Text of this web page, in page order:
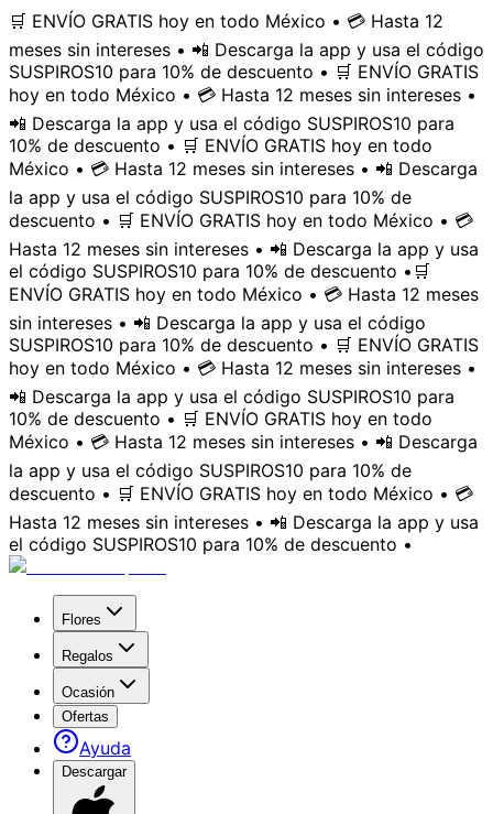
🛒 ENVÍO GRATIS hoy en todo México • 💳 Hasta 12
meses sin intereses • 📲 Descarga la app y usa el código
SUSPIROS10 para 10% de descuento • 🛒 ENVÍO GRATIS
hoy en todo México • 💳 Hasta 12 meses sin intereses •
📲 Descarga la app y usa el código SUSPIROS10 para
10% de descuento • 🛒 ENVÍO GRATIS hoy en todo
México • 💳 Hasta 12 meses sin intereses • 📲 Descarga
la app y usa el código SUSPIROS10 para 10% de
descuento • 🛒 ENVÍO GRATIS hoy en todo México • 💳
Hasta 12 meses sin intereses • 📲 Descarga la app y usa
el código SUSPIROS10 para 10% de descuento • 🛒
ENVÍO GRATIS hoy en todo México • 💳 Hasta 12 meses
sin intereses • 📲 Descarga la app y usa el código
SUSPIROS10 para 10% de descuento • 🛒 ENVÍO GRATIS
hoy en todo México • 💳 Hasta 12 meses sin intereses •
📲 Descarga la app y usa el código SUSPIROS10 para
10% de descuento • 🛒 ENVÍO GRATIS hoy en todo
México • 💳 Hasta 12 meses sin intereses • 📲 Descarga
la app y usa el código SUSPIROS10 para 10% de
descuento • 🛒 ENVÍO GRATIS hoy en todo México • 💳
Hasta 12 meses sin intereses • 📲 Descarga la app y usa
el código SUSPIROS10 para 10% de descuento •
Flores
Regalos
Ocasión
Ofertas
Ayuda
Descargar